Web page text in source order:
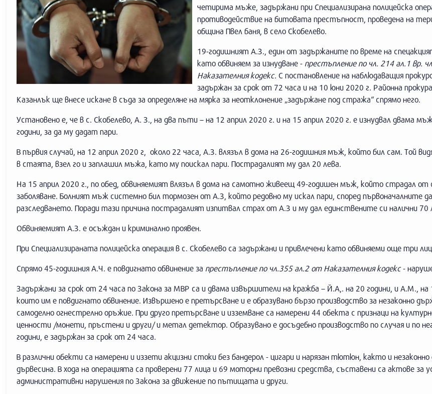
четирима мъже, задържани при Специализирана полицейска
противодействие на битовата престъпност, проведена на
община Пвел баня, в село Скобелево.
19-годишният А.З., един от задържаните по време на
като обвиняем за изнудване - престъпление по чл. 214 ал.1 вр.
Наказателния кодекс. С постановление на наблюдаващия
задържан за срок от 72 часа и на 10 юни 2020 г. Районна
Казанлък ще внесе искане в съда за определяне на мярка за неотклонение „задържане под стража“ спрямо него.
Установено е, че в с. Скобелево, А. З., на два пъти – на 12 април 2020 г. и на 15 април 2020 г. е изнудвал двама
години, за да му дадат пари.
В първия случай, на 12 април 2020 г, около 22 часа, А.З. влязъл в дома на 26-годишния мъж, който бил сам. Той
в стаята, взел го и заплашил мъжа, като му поискал пари. Пострадалият му дал 20 лева.
На 15 април 2020 г., по обед, обвиняемият влязъл в дома на самотно живеещ 49-годишен мъж, който страдал от
заболяване. Болният мъж системно бил тормозен от А.З, който редовно му искал пари, според първоначалните
разследването. Поради тази причина пострадалият изпитвал страх от А.З и му дал единствените си налични 70
Обвиняемият А.З. е осъждан и криминално проявен.
При Специализираната полицейска операция в с. Скобелево са задържани и привлечени като обвиняеми още три
Спрямо 45-годишния А.Ч. е повдигнато обвинение за престъпление по чл.355 ал.2 от Наказателния кодекс-
Задържани за срок от 24 часа по Закона за МВР са и двама извършители на кражба – Й.А,. на 20 години, и А.М., на
които им е повдигнато обвинение. Извършено е претърсване и е образувано бързо производство за незаконно
самоделно огнестрелно оръжие. При друго претърсване и изземване са намерени 44 обекта с признаци на
ценности /монети, пръстени и други/ и метал детектор. Образувано е досъдебно производство по случая и по
години, е задържан за срок от 24 часа.
В различни обекти са намерени и иззети акцизни стоки без бандерол - цигари и нарязан тютюн, както и
дървесина. В хода на операцията са проверени 77 лица и 69 моторни превозни средства, съставени са актове за
административни нарушения по Закона за движение по пътищата и други.